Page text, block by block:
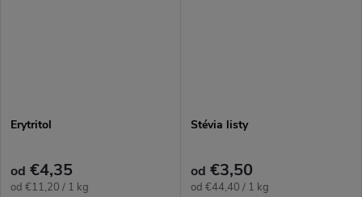
Erytritol
od €4,35
Jednotková
od €11,20 / 1 kg
Stévia listy
od €3,50
Jednotková
od €44,40 / 1 kg